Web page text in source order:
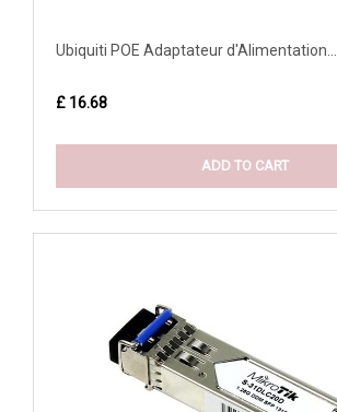
Ubiquiti POE Adaptateur d'Alimentation...
£ 16.68
ADD TO CART